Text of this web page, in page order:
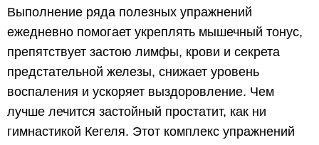
Выполнение ряда полезных упражнений
ежедневно помогает укреплять мышечный тонус,
препятствует застою лимфы, крови и секрета
предстательной железы, снижает уровень
воспаления и ускоряет выздоровление. Чем
лучше лечится застойный простатит, как ни
гимнастикой Кегеля. Этот комплекс упражнений